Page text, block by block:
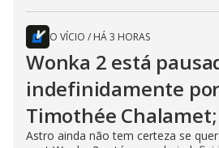
O VÍCIO / HÁ 3 HORAS
Wonka 2 está
indefinidamente
Timothée
Astro ainda não tem certeza se